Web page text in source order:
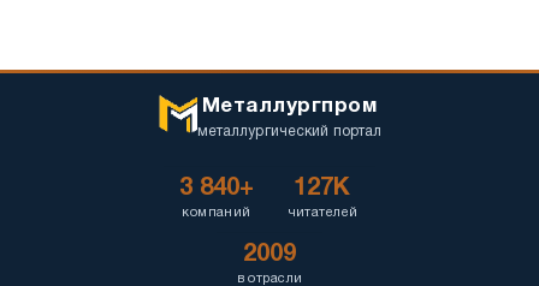
Металлургпром
металлургический портал
3 840+
компаний
127K
читателей
2009
в отрасли